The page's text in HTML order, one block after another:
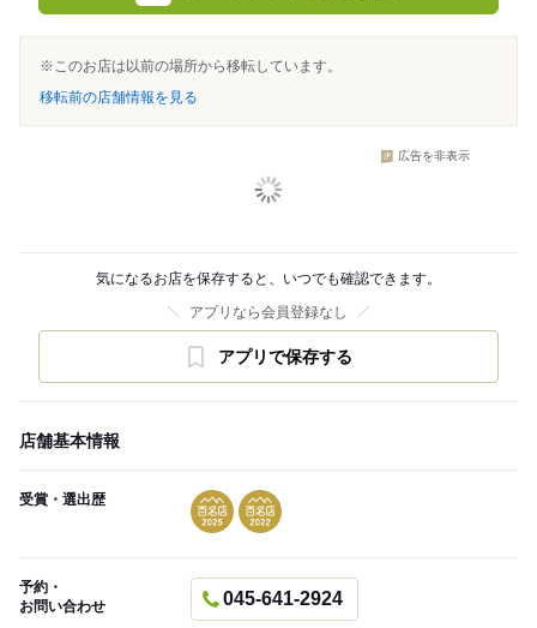
※このお店は以前の場所から移転しています。
移転前の店舗情報を見る
広告を非表示
気になるお店を保存すると、いつでも確認できます。
アプリなら会員登録なし
アプリで保存する
店舗基本情報
受賞・選出歴
予約・
お問い合わせ
045-641-2924